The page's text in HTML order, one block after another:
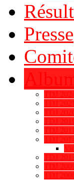
Presse
TDJ
TDJ 2021
TDJ
TDJ
TDJ
TDJ
TDJ
TDJ
TDJ